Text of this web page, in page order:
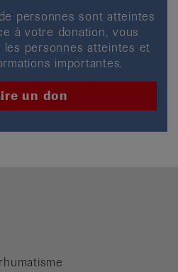
personnes sont atteintes
à votre donation, vous
les personnes atteintes et
importantes.
un don